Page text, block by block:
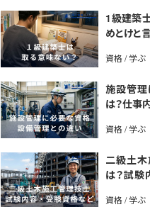
1級建築
めとけと
資格 / 学ぶ
施設管理
は？仕事
資格 / 学ぶ
二級土木
は？試験
資格 / 学ぶ